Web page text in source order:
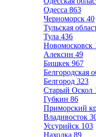
Одесса 863
Черноморск 40
Тульская
Тула 436
Новомосковск
Алексин 49
Бишкек 967
Белгородская
Белгород 323
Старый Оскол
Губкин 86
Приморский
Владивосток
Уссурийск 103
Находка 89